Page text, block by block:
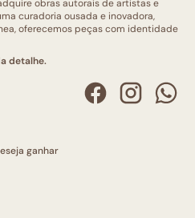
obras autorais de artistas e
curadoria ousada e inovadora,
oferecemos peças com identidade
detalhe.
ganhar